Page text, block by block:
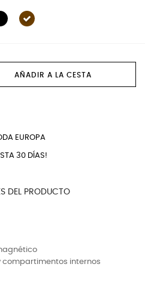
AÑADIR A LA CESTA
EUROPA
30 DÍAS!
DEL PRODUCTO
compartimentos internos